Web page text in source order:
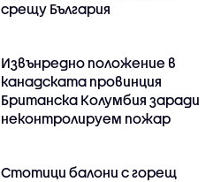
срещу България
Извънредно положение в
канадската провинция
Британска Колумбия заради
неконтролируем пожар
Стотици балони с горещ